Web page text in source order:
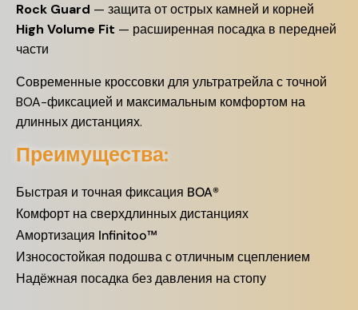
Rock Guard — защита от острых камней и корней
High Volume Fit — расширенная посадка в передней
части
Современные кроссовки для ультратрейла с точной
BOA-фиксацией и максимальным комфортом на
длинных дистанциях.
Преимущества:
Быстрая и точная фиксация BOA®
Комфорт на сверхдлинных дистанциях
Амортизация Infinitoo™
Износостойкая подошва с отличным сцеплением
Надёжная посадка без давления на стопу